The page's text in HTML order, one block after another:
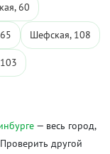
60
Шефская, 108
— весь город,
другой